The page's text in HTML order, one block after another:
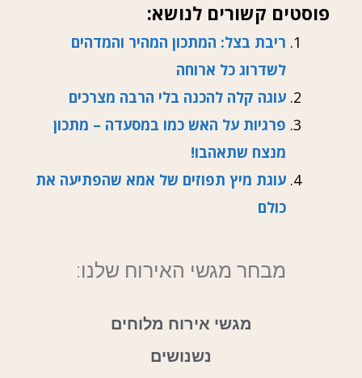
פוסטים קשורים לנושא:
ריבת בצל: המתכון המהיר והמדהים
לשדרוג כל ארוחה
עוגה קלה להכנה בלי הרבה מצרכים
פרגיות על האש כמו במסעדה – מתכון
מנצח שתאהבו!
עוגת מיץ תפוזים של אמא שהפתיעה את
כולם
מבחר מגשי האירוח שלנו:
מגשי אירוח מלוחים
נשנושים